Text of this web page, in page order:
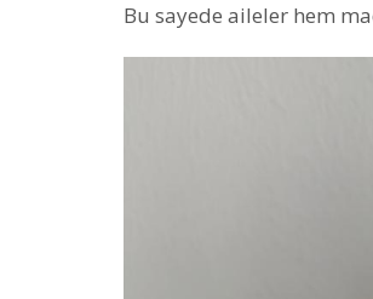
Bu sayede aileler hem